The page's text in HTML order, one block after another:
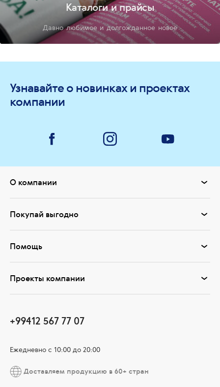
Каталоги и прайсы
Давно любимое и долгожданное новое
Узнавайте о новинках и проектах
компании
О компании
Покупай выгодно
Помощь
Проекты компании
+99412 567 77 07
Ежедневно с 10:00 до 20:00
Доставляем продукцию в 60+ стран